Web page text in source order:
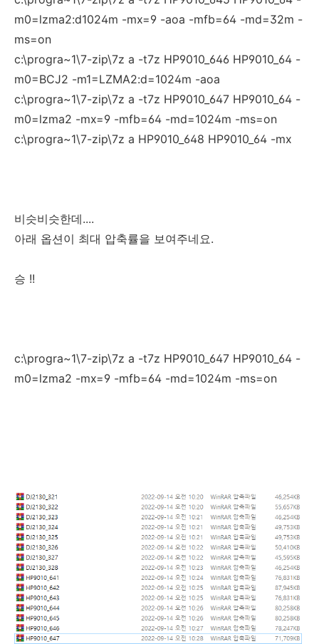
m0=lzma2:d1024m -mx=9 -aoa -mfb=64 -md=32m -
ms=on
c:\progra~1\7-zip\7z a -t7z HP9010_646 HP9010_64 -
m0=BCJ2 -m1=LZMA2:d=1024m -aoa
c:\progra~1\7-zip\7z a -t7z HP9010_647 HP9010_64 -
m0=lzma2 -mx=9 -mfb=64 -md=1024m -ms=on
c:\progra~1\7-zip\7z a HP9010_648 HP9010_64 -mx
비슷비슷한데....
아래 옵션이 최대 압축률을 보여주네요.
승 !!
c:\progra~1\7-zip\7z a -t7z HP9010_647 HP9010_64 -
m0=lzma2 -mx=9 -mfb=64 -md=1024m -ms=on